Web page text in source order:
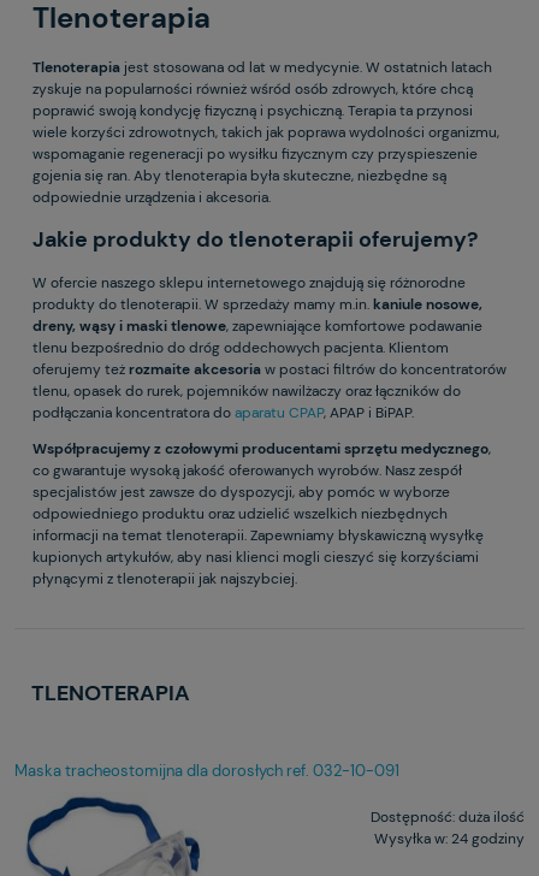
Tlenoterapia
Tlenoterapia jest stosowana od lat w medycynie. W ostatnich latach
zyskuje na popularności również wśród osób zdrowych, które chcą
poprawić swoją kondycję fizyczną i psychiczną. Terapia ta przynosi
wiele korzyści zdrowotnych, takich jak poprawa wydolności organizmu,
wspomaganie regeneracji po wysiłku fizycznym czy przyspieszenie
gojenia się ran. Aby tlenoterapia była skuteczne, niezbędne są
odpowiednie urządzenia i akcesoria.
Jakie produkty do tlenoterapii oferujemy?
W ofercie naszego sklepu internetowego znajdują się różnorodne
produkty do tlenoterapii. W sprzedaży mamy m.in.kaniule nosowe,
dreny, wąsy i maski tlenowe, zapewniające komfortowe podawanie
tlenu bezpośrednio do dróg oddechowych pacjenta. Klientom
oferujemy teżrozmaite akcesoriaw postaci filtrów do koncentratorów
tlenu, opasek do rurek, pojemników nawilżaczy oraz łączników do
podłączania koncentratora doaparatu CPAP, APAP i BiPAP.
Współpracujemy z czołowymi producentami sprzętu medycznego,
co gwarantuje wysoką jakość oferowanych wyrobów. Nasz zespół
specjalistów jest zawsze do dyspozycji, aby pomóc w wyborze
odpowiedniego produktu oraz udzielić wszelkich niezbędnych
informacji na temat tlenoterapii. Zapewniamy błyskawiczną wysyłkę
kupionych artykułów, aby nasi klienci mogli cieszyć się korzyściami
płynącymi z tlenoterapii jak najszybciej.
TLENOTERAPIA
Maska tracheostomijna dla dorosłych ref. 032-10-091
Dostępność:duża ilość
Wysyłka w:24 godziny